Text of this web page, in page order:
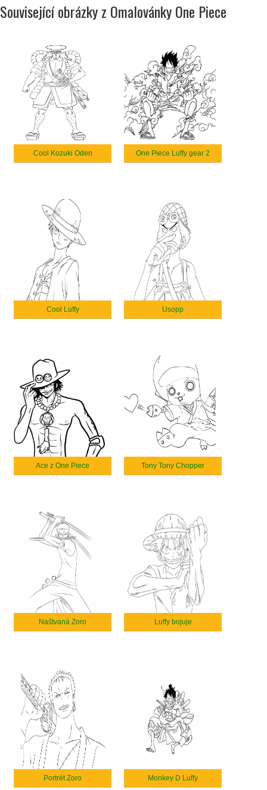
Související obrázky z Omalovánky One Piece
Cool Kozuki Oden One Piece Luffy gear 2
Cool Luffy Usopp
Ace z One Piece Tony Tony Chopper
Naštvaná Zoro Luffy bojuje
Portrét Zoro Monkey D Luffy